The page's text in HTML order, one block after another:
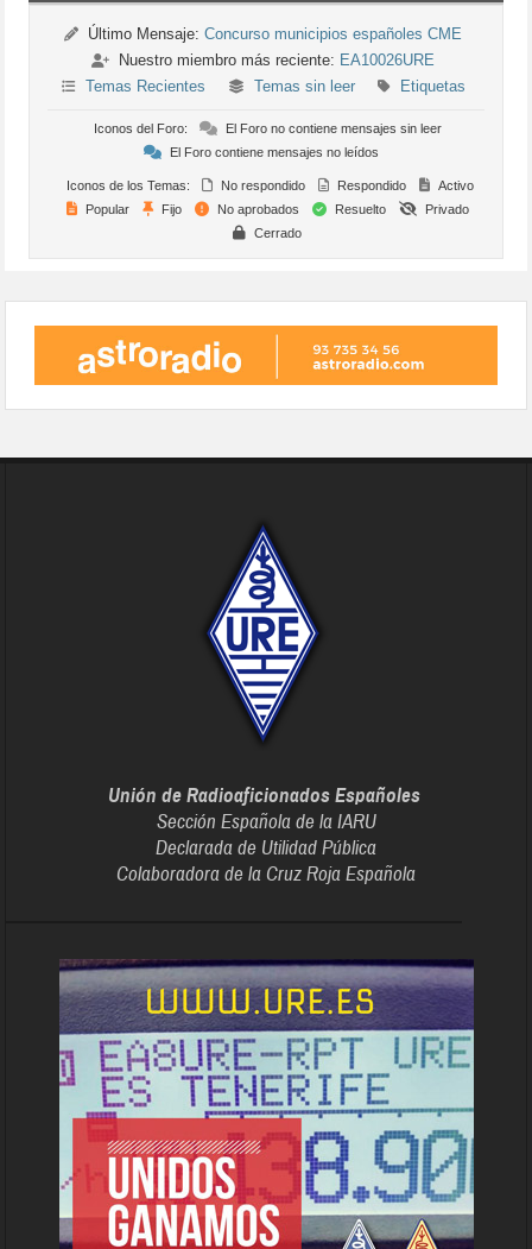
Último Mensaje: Concurso municipios españoles CME
Nuestro miembro más reciente: EA10026URE
Temas Recientes
Temas sin leer Etiquetas
Iconos del Foro:
El Foro no contiene mensajes sin leer
El Foro contiene mensajes no leídos
Iconos de los Temas: No respondido Respondido
Activo
Popular
Fijo No aprobados Resuelto
Privado
Cerrado
Unión de Radioaficionados Españoles
Sección Española de la IARU
Declarada de Utilidad Pública
Colaboradora de la Cruz Roja Española